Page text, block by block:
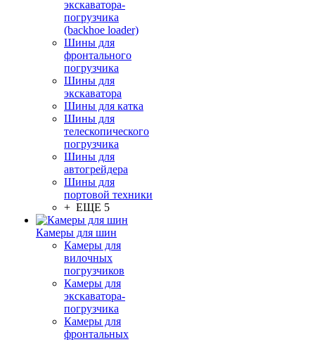
экскаватора-
погрузчика
(backhoe loader)
Шины для
фронтального
погрузчика
Шины для
экскаватора
Шины для катка
Шины для
телескопического
погрузчика
Шины для
автогрейдера
Шины для
портовой техники
+ ЕЩЕ 5
Камеры для шин
Камеры для
вилочных
погрузчиков
Камеры для
экскаватора-
погрузчика
Камеры для
фронтальных